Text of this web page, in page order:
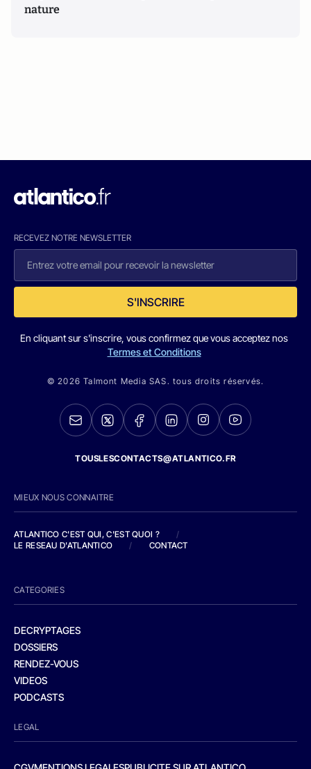
nature
RECEVEZ NOTRE NEWSLETTER
S'INSCRIRE
En cliquant sur s'inscrire, vous confirmez que vous acceptez nos
Termes et Conditions
© 2026 Talmont Media SAS. tous droits réservés.
TOUSLESCONTACTS@ATLANTICO.FR
MIEUX NOUS CONNAITRE
ATLANTICO C'EST QUI, C'EST QUOI ?
/
LE RESEAU D'ATLANTICO
/ CONTACT
CATEGORIES
DECRYPTAGES
DOSSIERS
RENDEZ-VOUS
VIDEOS
PODCASTS
LEGAL